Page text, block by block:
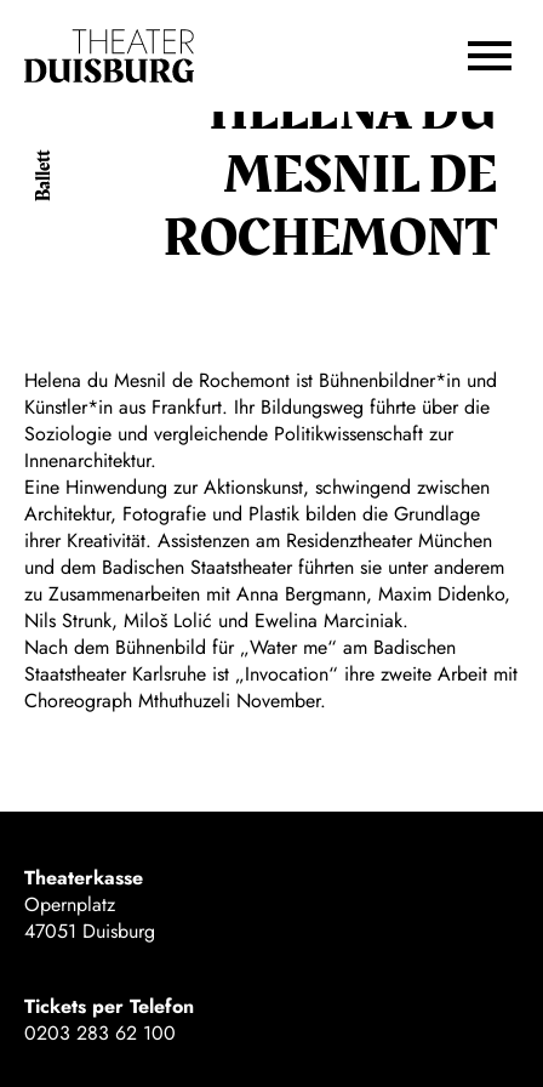
Zur Hauptnavigation springen
Zum Footer springen
Ballett
HELENA DU
MESNIL DE
ROCHEMONT
Helena du Mesnil de Rochemont ist Bühnenbildner*in und
Künstler*in aus Frankfurt. Ihr Bildungsweg führte über die
Soziologie und vergleichende Politikwissenschaft zur
Innenarchitektur.
Eine Hinwendung zur Aktionskunst, schwingend zwischen
Architektur, Fotografie und Plastik bilden die Grundlage
ihrer Kreativität. Assistenzen am Residenztheater München
und dem Badischen Staatstheater führten sie unter anderem
zu Zusammenarbeiten mit Anna Bergmann, Maxim Didenko,
Nils Strunk, Miloš Lolić und Ewelina Marciniak.
Nach dem Bühnenbild für „Water me“ am Badischen
Staatstheater Karlsruhe ist „Invocation“ ihre zweite Arbeit mit
Choreograph Mthuthuzeli November.
Theaterkasse
Opernplatz
47051 Duisburg
Tickets per Telefon
0203 283 62 100